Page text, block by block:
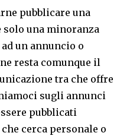
pubblicare una
solo una minoranza
un annuncio o
resta comunque il
tra che offre
sugli annunci
pubblicati
cerca personale o